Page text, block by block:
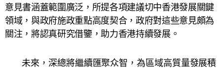
意見書涵蓋範圍廣泛，所提各項建議切中香港發展關鍵
領域，與政府施政重點高度契合，政府對這些意見頗為
關注，將認真研究借鑒，助力香港持續發展。
未來，深總將繼續匯聚众智，為區域高質量發展積